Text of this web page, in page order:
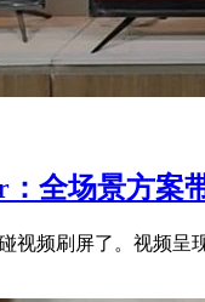
全场景方案
视频刷屏了。视频